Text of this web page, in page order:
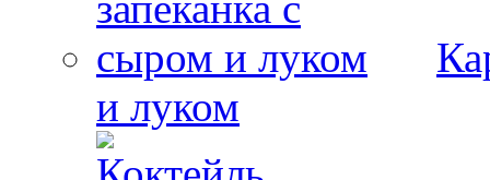
и луком